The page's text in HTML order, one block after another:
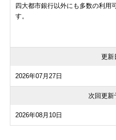
四大都市銀行以外にも多数の利用
す。
更新
2026年07月27日
次回更新
2026年08月10日